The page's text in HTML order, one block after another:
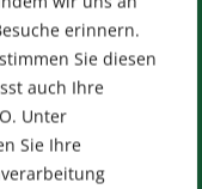
erinnern.
Sie diesen
auch Ihre
Unter
Sie Ihre